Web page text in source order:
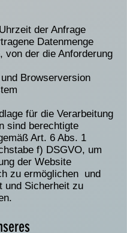
der Anfrage
Datenmenge
von der die Anforderung
Browserversion
für die Verarbeitung
sind berechtigte
Art. 6 Abs. 1
f) DSGVO, um
der Website
zu ermöglichen und
und Sicherheit zu